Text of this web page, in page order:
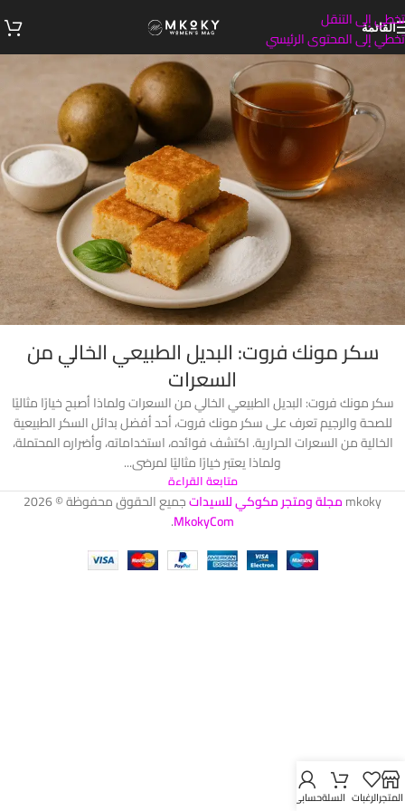
تخطي إلى التنقل
تخطي إلى المحتوى الرئيسي
القائمة
سكر مونك فروت: البديل الطبيعي الخالي من
السعرات
سكر مونك فروت: البديل الطبيعي الخالي من السعرات ولماذا أصبح خيارًا مثاليًا
للصحة والرجيم تعرف على سكر مونك فروت، أحد أفضل بدائل السكر الطبيعية
الخالية من السعرات الحرارية. اكتشف فوائده، استخداماته، وأضراره المحتملة،
ولماذا يعتبر خيارًا مثاليًا لمرضى...
متابعة القراءة
mkokyمجلة ومتجر مكوكي للسيداتجميع الحقوق محفوظة © 2026
MkokyCom
.
المتجرالرغبات السلةحسابي